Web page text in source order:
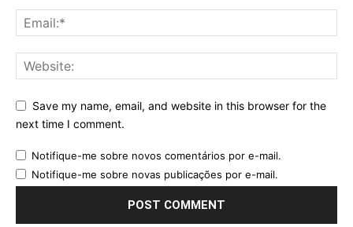
Save my name, email, and website in this browser for the
next time I comment.
Notifique-me sobre novos comentários por e-mail.
Notifique-me sobre novas publicações por e-mail.